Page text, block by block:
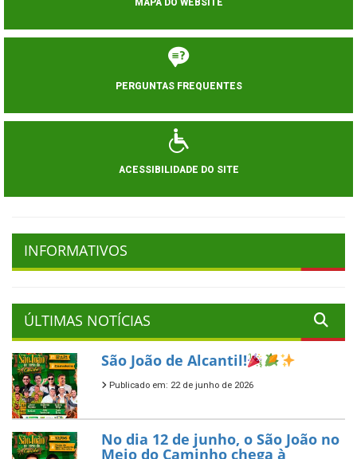
MAPA DO WEBSITE
PERGUNTAS FREQUENTES
ACESSIBILIDADE DO SITE
INFORMATIVOS
ÚLTIMAS NOTÍCIAS
São João de Alcantil!
Publicado em: 22 de junho de 2026
No dia 12 de junho, o São João no
Meio do Caminho chega à